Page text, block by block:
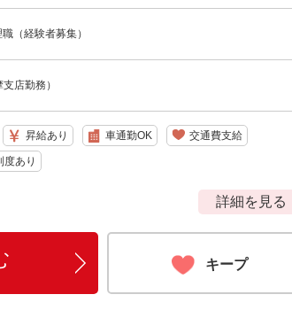
（経験者募集）
店勤務）
昇給あり 車通勤OK 交通費支給
度あり
詳細を見る
キープ